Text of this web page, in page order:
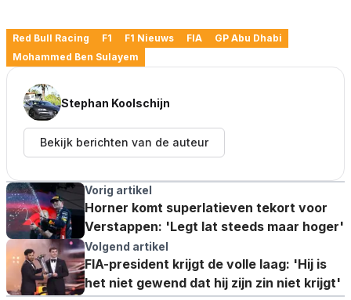
Red Bull Racing F1 F1 Nieuws FIA
GP Abu Dhabi
Mohammed Ben Sulayem
Stephan Koolschijn
Bekijk berichten van de auteur
Vorig artikel
Horner komt superlatieven tekort voor
Verstappen: 'Legt lat steeds maar hoger'
Volgend artikel
FIA-president krijgt de volle laag: 'Hij is
het niet gewend dat hij zijn zin niet krijgt'